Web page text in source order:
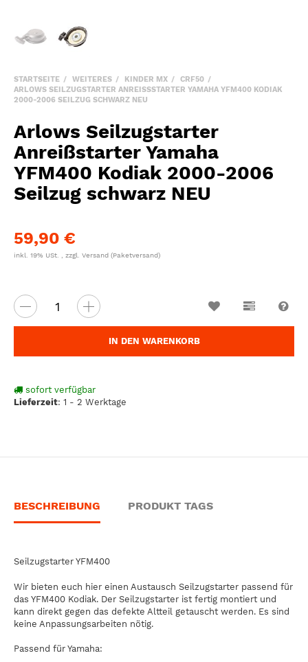
STARTSEITE WEITERES KINDER MX
CRF50
ARLOWS SEILZUGSTARTER ANREISSSTARTER YAMAHA YFM400 KODIAK 2
000-2006 SEILZUG SCHWARZ NEU
Arlows Seilzugstarter
Anreißstarter Yamaha
YFM400 Kodiak 2000-2006
Seilzug schwarz NEU
59,90 €
inkl. 19% USt. , zzgl. Versand (Paketversand)
IN DEN WARENKORB
sofort verfügbar
Lieferzeit: 1 - 2 Werktage
Wunschzettel
BESCHREIBUNG PRODUKT TAGS
Seilzugstarter YFM400
Wir bieten euch hier einen Austausch Seilzugstarter passend für
das YFM400 Kodiak. Der Seilzugstarter ist fertig montiert und
kann direkt gegen das defekte Altteil getauscht werden. Es sind
keine Anpassungsarbeiten nötig.
Passend für Yamaha: